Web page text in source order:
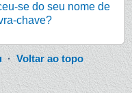
se do seu nome de
chave?
·Voltar ao topo